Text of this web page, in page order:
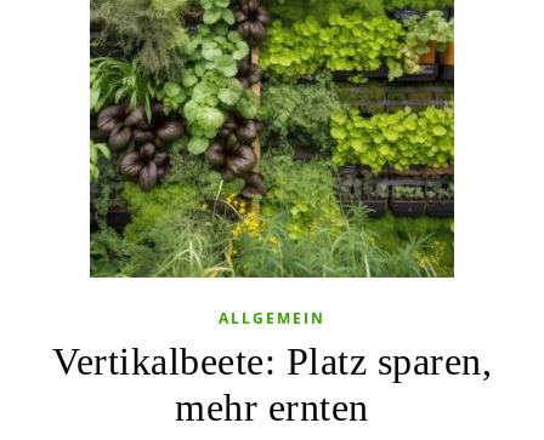
ALLGEMEIN
Vertikalbeete: Platz sparen,
mehr ernten